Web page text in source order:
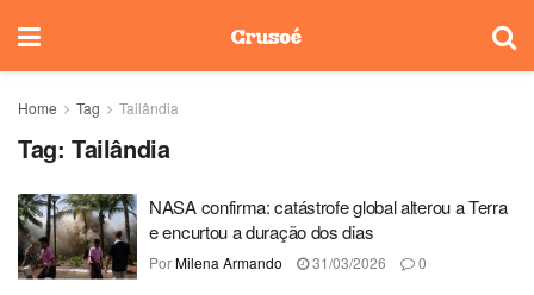
Home Tag Tailândia
Tag: Tailândia
NASA confirma: catástrofe global alterou a Terra
e encurtou a duração dos dias
PorMilena Armando 31/03/2026 0